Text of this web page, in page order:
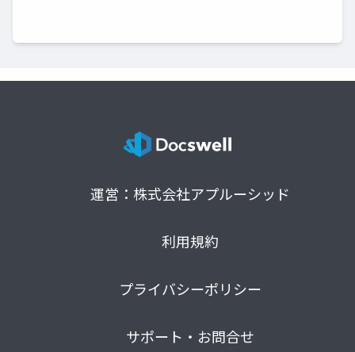
運営：株式会社アプルーシッド
利用規約
プライバシーポリシー
サポート・お問合せ